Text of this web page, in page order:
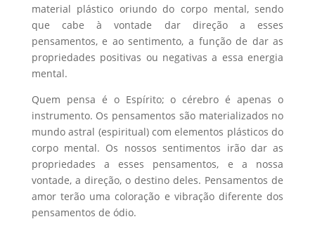
material plástico oriundo do corpo mental, sendo
que cabe à vontade dar direção a esses
pensamentos, e ao sentimento, a função de dar as
propriedades positivas ou negativas a essa energia
mental.
Quem pensa é o Espírito; o cérebro é apenas o
instrumento. Os pensamentos são materializados no
mundo astral (espiritual) com elementos plásticos do
corpo mental. Os nossos sentimentos irão dar as
propriedades a esses pensamentos, e a nossa
vontade, a direção, o destino deles. Pensamentos de
amor terão uma coloração e vibração diferente dos
pensamentos de ódio.